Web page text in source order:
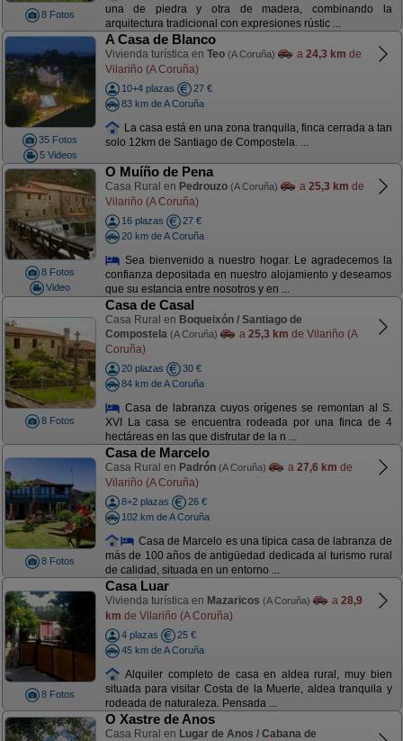
8 Fotos
una de piedra y otra de madera, combinando la
arquitectura tradicional con expresiones rústic ...
35 Fotos
5 Videos
A Casa de Blanco
Vivienda turística en Teo (A Coruña) a 24,3 km de
Vilariño (A Coruña)
10+4 plazas
27 €
83 km de A Coruña
La casa está en una zona tranquila, finca cerrada a tan
solo 12km de Santiago de Compostela. ...
8 Fotos
Video
O Muíño de Pena
Casa Rural en Pedrouzo (A Coruña) a 25,3 km de
Vilariño (A Coruña)
16 plazas
27 €
20 km de A Coruña
Sea bienvenido a nuestro hogar. Le agradecemos la
confianza depositada en nuestro alojamiento y deseamos
que su estancia entre nosotros y en ...
8 Fotos
Casa de Casal
Casa Rural en Boqueixón / Santiago de
Compostela (A Coruña) a 25,3 km de Vilariño (A
Coruña)
20 plazas
30 €
84 km de A Coruña
Casa de labranza cuyos orígenes se remontan al S.
XVI La casa se encuentra rodeada por una finca de 4
hectáreas en las que disfrutar de la n ...
8 Fotos
Casa de Marcelo
Casa Rural en Padrón (A Coruña) a 27,6 km de
Vilariño (A Coruña)
8+2 plazas
26 €
102 km de A Coruña
Casa de Marcelo es una típica casa de labranza de
más de 100 años de antigüedad dedicada al turismo rural
de calidad, situada en un entorno ...
8 Fotos
Casa Luar
Vivienda turística en Mazaricos (A Coruña) a 28,9
km de Vilariño (A Coruña)
4 plazas
25 €
45 km de A Coruña
Alquiler completo de casa en aldea rural, muy bien
situada para visitar Costa de la Muerte, aldea tranquila y
rodeada de naturaleza. Pensada ...
O Xastre de Anos
Casa Rural en Lugar de Anos / Cabana de